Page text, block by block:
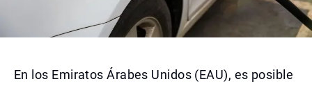
En los Emiratos Árabes Unidos (EAU), es posible